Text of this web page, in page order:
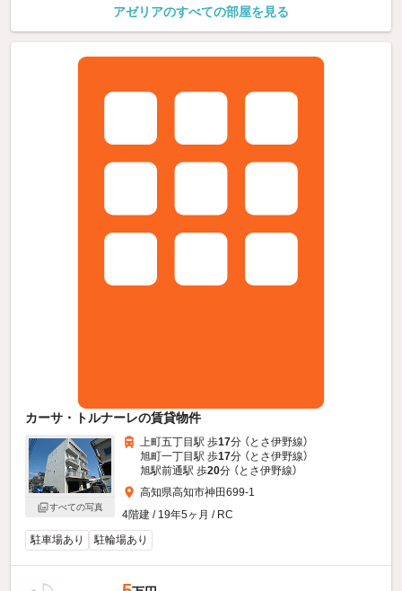
アゼリアのすべての部屋を見る
カーサ・トルナーレの賃貸物件
すべての写真
上町五丁目駅 歩17分 （とさ伊野線）
旭町一丁目駅 歩17分 （とさ伊野線）
旭駅前通駅 歩20分 （とさ伊野線）
高知県高知市神田699-1
4階建 / 19年5ヶ月 / RC
駐車場あり
駐輪場あり